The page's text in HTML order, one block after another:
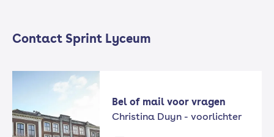
Contact Sprint Lyceum
Bel of mail voor vragen
Christina Duyn - voorlichter